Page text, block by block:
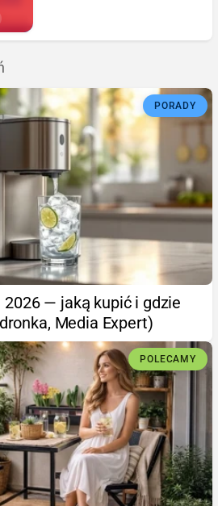
PORADY
— jaką kupić i gdzie
Media Expert)
POLECAMY